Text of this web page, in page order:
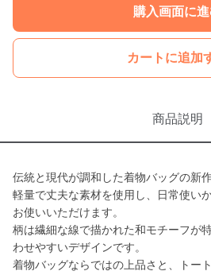
購入画面に
カートに追加
商品説明
伝統と現代が調和した着物バッグの新
軽量で丈夫な素材を使用し、日常使い
お使いいただけます。
柄は繊細な線で描かれた和モチーフが
わせやすいデザインです。
着物バッグならではの上品さと、トー